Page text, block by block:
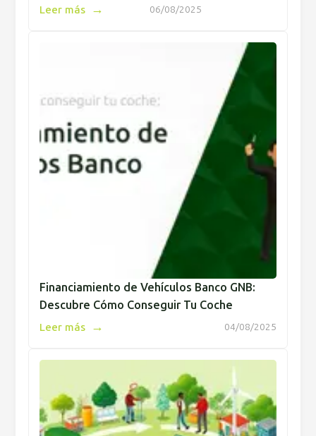
06/08/2025
Leer más →
Financiamiento de Vehículos Banco GNB:
Descubre Cómo Conseguir Tu Coche
04/08/2025
Leer más →